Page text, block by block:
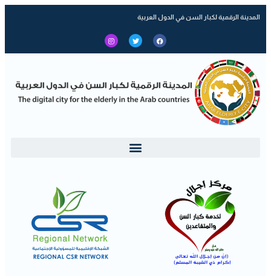
المدينة الرقمية لكبار السن في الدول العربية